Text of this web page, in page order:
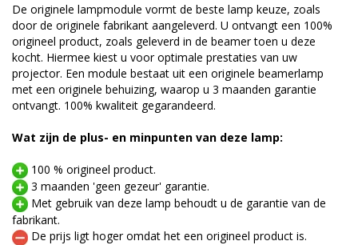
De originele lampmodule vormt de beste lamp keuze, zoals
door de originele fabrikant aangeleverd. U ontvangt een 100%
origineel product, zoals geleverd in de beamer toen u deze
kocht. Hiermee kiest u voor optimale prestaties van uw
projector. Een module bestaat uit een originele beamerlamp
met een originele behuizing, waarop u 3 maanden garantie
ontvangt. 100% kwaliteit gegarandeerd.
Wat zijn de plus- en minpunten van deze lamp:
100 % origineel product.
3 maanden 'geen gezeur' garantie.
Met gebruik van deze lamp behoudt u de garantie van de
fabrikant.
De prijs ligt hoger omdat het een origineel product is.